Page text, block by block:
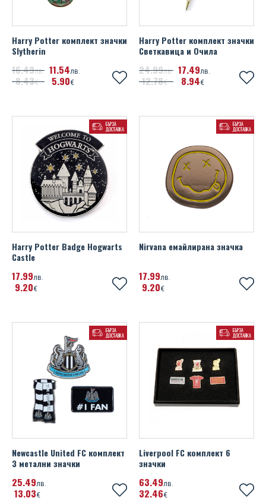
Harry Potter комплект значки
Slytherin
1649лв.
843€
11 54лв.
5 90€
Harry Potter комплект значки
Светкавица и Очила
2499лв.
1278€
17 49лв.
8 94€
БЪРЗА
ДОСТАВКА
Harry Potter Badge Hogwarts
Castle
17 99лв.
9 20€
БЪРЗА
ДОСТАВКА
Nirvana емайлирана значка
17 99лв.
9 20€
БЪРЗА
ДОСТАВКА
Newcastle United FC комплект
3 метални значки
25 49лв.
13 03€
БЪРЗА
ДОСТАВКА
Liverpool FC комплект 6
значки
63 49лв.
32 46€